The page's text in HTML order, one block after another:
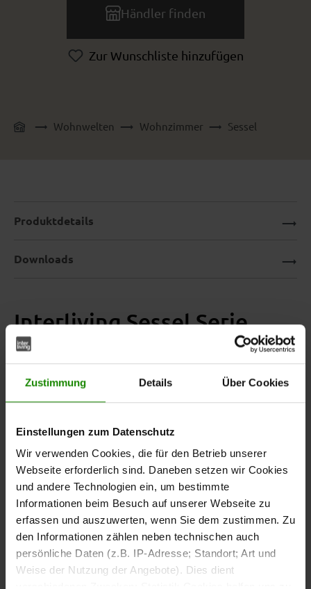
Zustimmung Details Über Cookies
Einstellungen zum Datenschutz
Wir verwenden Cookies, die für den Betrieb unserer
Webseite erforderlich sind. Daneben setzen wir Cookies
und andere Technologien ein, um bestimmte
Informationen beim Besuch auf unserer Webseite zu
erfassen und auszuwerten, wenn Sie dem zustimmen. Zu
den Informationen zählen neben technischen auch
persönliche Daten (z.B. IP-Adresse; Standort; Art und
Weise der Nutzung der Angebote). Dies dient
Händler finden
Zur Wunschliste hinzufügen
Wohnwelten Wohnzimmer Sessel
Interliving Sessel Serie
4530 – Relaxsessel mit Stil
und Komfort
Moderner Relaxsessel für
entspannte Stunden
Der Relaxsessel aus der Interliving Sessel Serie 4530
verbindet modernes Design mit hohem Komfort. Der
jägergrüne, weiche Stoffbezug sorgt für eine elegante
und zeitlose Optik. Der silberfarben glänzend polierte
Aluminium-Sternfuß rundet das Design ab und sorgt für
einen sicheren Stand.
Produktdetails
Downloads